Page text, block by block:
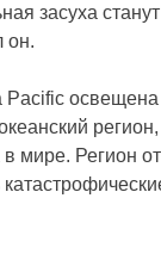
засуха
он.
освещена
мире. Регион